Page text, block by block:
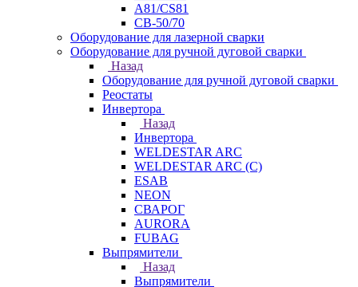
А81/CS81
СВ-50/70
Оборудование для лазерной сварки
Оборудование для ручной дуговой сварки
Назад
Оборудование для ручной дуговой сварки
Реостаты
Инвертора
Назад
Инвертора
WELDESTAR ARC
WELDESTAR ARC (С)
ESAB
NEON
СВАРОГ
AURORA
FUBAG
Выпрямители
Назад
Выпрямители